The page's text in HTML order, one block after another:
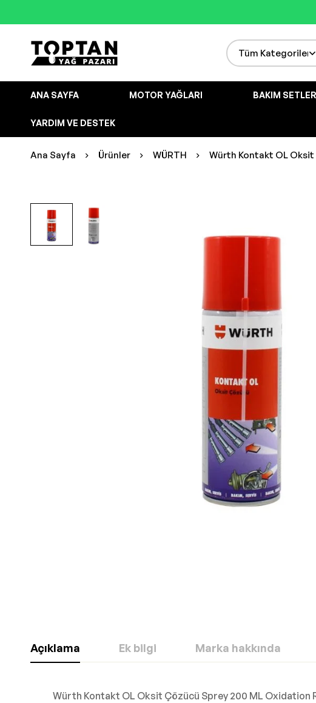
ANA SAYFA MOTOR YAĞLARI BAKIM
YARDIM VE DESTEK
Ana Sayfa Ürünler WÜRTH Würth Kontakt OL
Açıklama Ek bilgi Marka hakkında
Würth Kontakt OL Oksit Çözücü Sprey 200 ML Oxidation